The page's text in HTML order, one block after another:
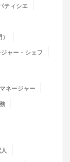
ティシエ
ャー・シェフ
ネージャー